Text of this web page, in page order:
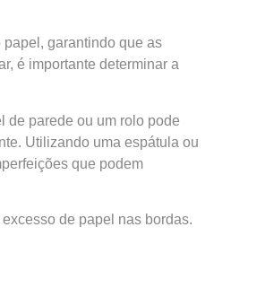
garantindo que as
é importante determinar a
de parede ou um rolo pode
Utilizando uma espátula ou
que podem
de papel nas bordas.